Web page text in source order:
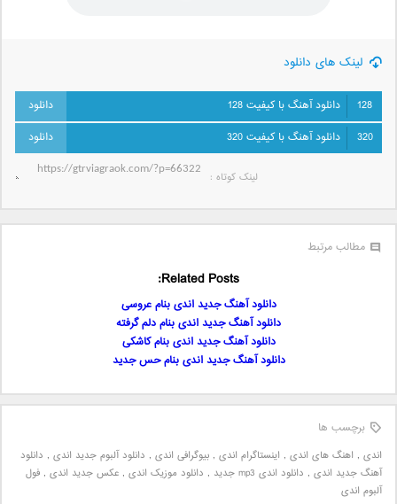
لینک های دانلود
128
دانلود آهنگ با کیفیت 128
320
دانلود آهنگ با کیفیت 320
لینک کوتاه‌ :
مطالب مرتبط
Related Posts:
دانلود آهنگ جدید اندی بنام عروسی
دانلود آهنگ جدید اندی بنام دلم گرفته
دانلود آهنگ جدید اندی بنام کاشکی
دانلود آهنگ جدید اندی بنام حس جدید
برچسب ها
اندی , اهنگ های اندی , اینستاگرام اندی , بیوگرافی اندی , دانلود آلبوم جدید اندی , دانلود
آهنگ جدید اندی , دانلود اندی mp3 جدید , دانلود موزیک اندی , عکس جدید اندی , فول
آلبوم اندی